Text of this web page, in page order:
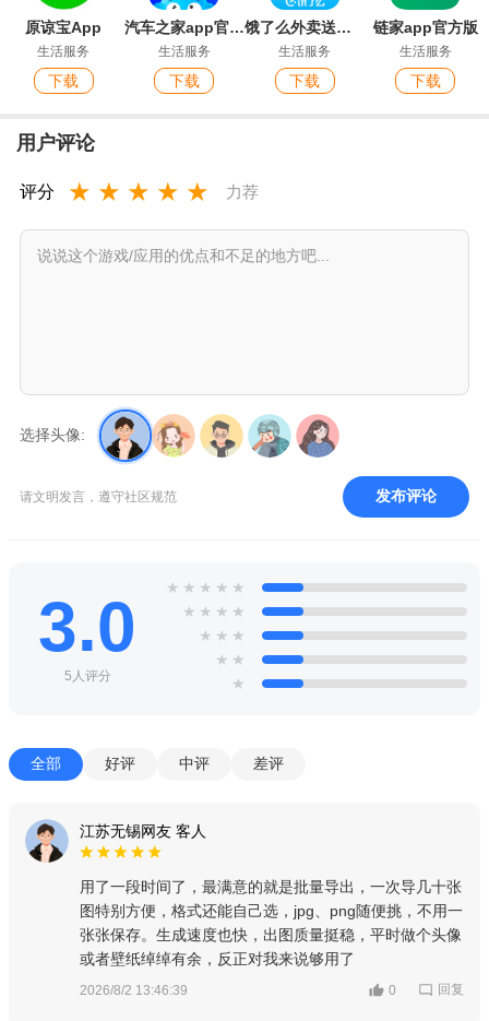
原谅宝App
生活服务
下载
汽车之家app官方版
生活服务
下载
饿了么外卖送餐app(淘宝闪购)
生活服务
下载
链家app官方版
生活服务
下载
用户评论
评分 ★ ★ ★ ★ ★ 力荐
选择头像:
请文明发言，遵守社区规范 发布评论
3.0
5人评分
★ ★ ★ ★ ★
★ ★ ★ ★
★ ★ ★
★ ★
★
全部 好评 中评 差评
江苏无锡网友 客人
用了一段时间了，最满意的就是批量导出，一次导几十张
图特别方便，格式还能自己选，jpg、png随便挑，不用一
张张保存。生成速度也快，出图质量挺稳，平时做个头像
或者壁纸绰绰有余，反正对我来说够用了
2026/8/2 13:46:39 0 回复